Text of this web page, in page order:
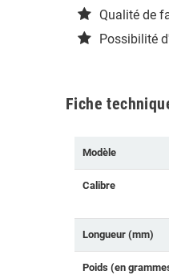
Qualité de
Possibilité
Fiche
Modèle
Calibre
Longueur (mm)
Poids (en